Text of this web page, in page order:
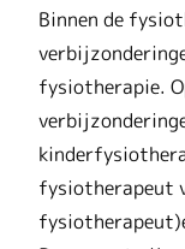
Binnen de
fysiotherapie.
fysiotherapeut